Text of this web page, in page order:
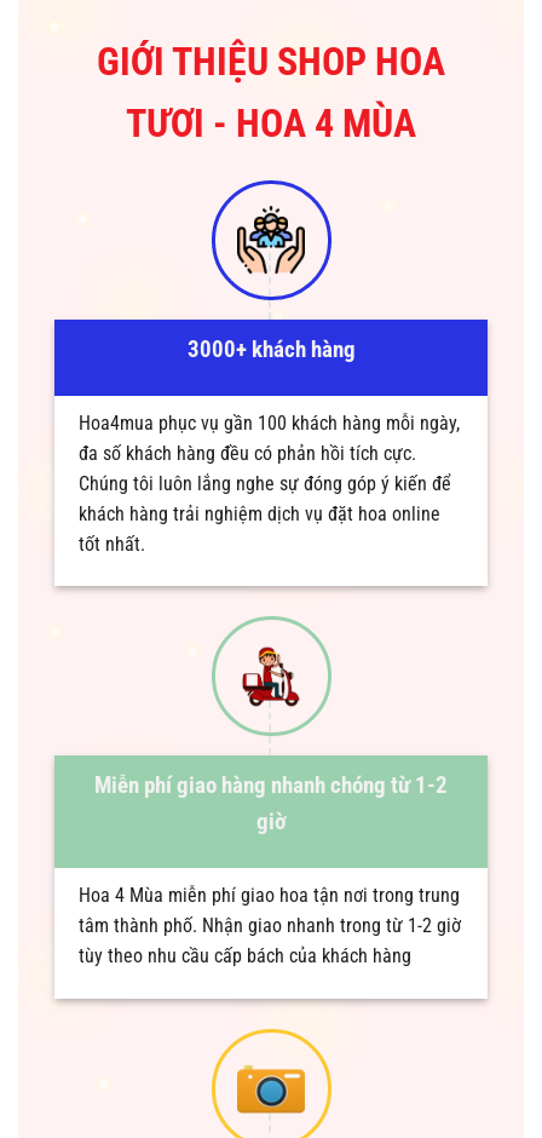
GIỚI THIỆU SHOP HOA
TƯƠI - HOA 4 MÙA
3000+ khách hàng
Hoa4mua phục vụ gần 100 khách hàng mỗi ngày,
đa số khách hàng đều có phản hồi tích cực.
Chúng tôi luôn lắng nghe sự đóng góp ý kiến để
khách hàng trải nghiệm dịch vụ đặt hoa online
tốt nhất.
Miễn phí giao hàng nhanh chóng từ 1-2
giờ
Hoa 4 Mùa miễn phí giao hoa tận nơi trong trung
tâm thành phố. Nhận giao nhanh trong từ 1-2 giờ
tùy theo nhu cầu cấp bách của khách hàng